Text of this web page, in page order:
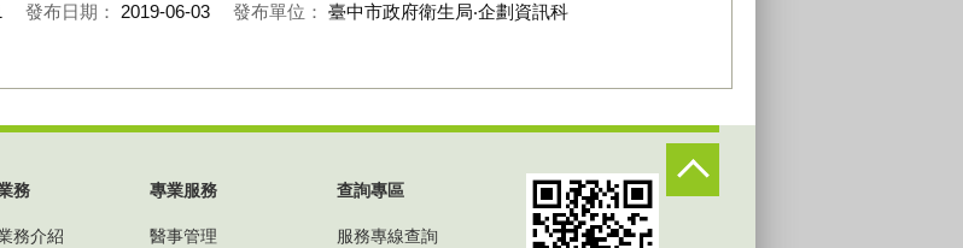
發布日期： 2019-06-03 發布單位： 臺中市政府衛生局‧企劃資訊科
務
務介紹
專業服務
醫事管理
查詢專區
服務專線查詢